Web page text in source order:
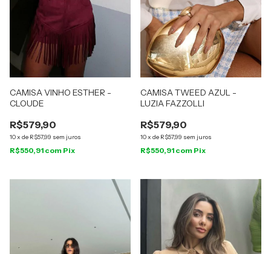
CAMISA VINHO ESTHER -
CLOUDE
R$579,90
10x de R$57,99 sem juros
R$550,91 com Pix
CAMISA TWEED AZUL -
LUZIA FAZZOLLI
R$579,90
10x de R$57,99 sem juros
R$550,91 com Pix